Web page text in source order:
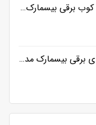
معرفی و بررسی گوشت کوب برقی بیسمارک مدل BM3315
مقایسه گوشت کوب های برقی بیسمارک مدل BM3315 و BM3316